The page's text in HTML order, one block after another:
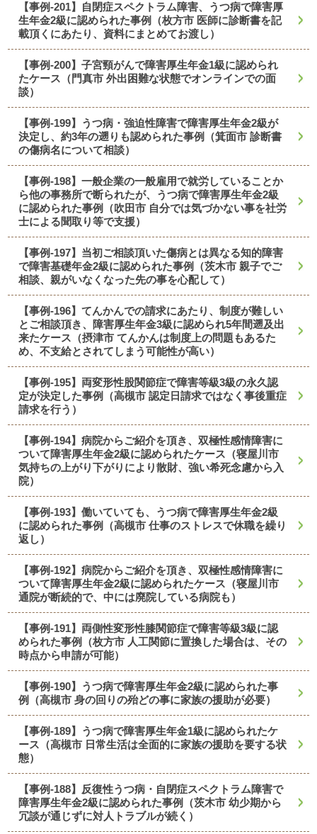
【事例-201】自閉症スペクトラム障害、うつ病で障害厚
生年金2級に認められた事例（枚方市 医師に診断書を記
載頂くにあたり、資料にまとめてお渡し）
【事例-200】子宮頸がんで障害厚生年金1級に認められ
たケース（門真市 外出困難な状態でオンラインでの面
談）
【事例-199】うつ病・強迫性障害で障害厚生年金2級が
決定し、約3年の遡りも認められた事例（箕面市 診断書
の傷病名について相談）
【事例-198】一般企業の一般雇用で就労していることか
ら他の事務所で断られたが、うつ病で障害厚生年金2級
に認められた事例（吹田市 自分では気づかない事を社労
士による聞取り等で支援）
【事例-197】当初ご相談頂いた傷病とは異なる知的障害
で障害基礎年金2級に認められた事例（茨木市 親子でご
相談、親がいなくなった先の事を心配して）
【事例-196】てんかんでの請求にあたり、制度が難しい
とご相談頂き、障害厚生年金3級に認められ5年間遡及出
来たケース（摂津市 てんかんは制度上の問題もあるた
め、不支給とされてしまう可能性が高い）
【事例-195】両変形性股関節症で障害等級3級の永久認
定が決定した事例（高槻市 認定日請求ではなく事後重症
請求を行う）
【事例-194】病院からご紹介を頂き、双極性感情障害に
ついて障害厚生年金2級に認められたケース（寝屋川市
気持ちの上がり下がりにより散財、強い希死念慮から入
院）
【事例-193】働いていても、うつ病で障害厚生年金2級
に認められた事例（高槻市 仕事のストレスで休職を繰り
返し）
【事例-192】病院からご紹介を頂き、双極性感情障害に
ついて障害厚生年金2級に認められたケース（寝屋川市
通院が断続的で、中には廃院している病院も）
【事例-191】両側性変形性膝関節症で障害等級3級に認
められた事例（枚方市 人工関節に置換した場合は、その
時点から申請が可能）
【事例-190】うつ病で障害厚生年金2級に認められた事
例（高槻市 身の回りの殆どの事に家族の援助が必要）
【事例-189】うつ病で障害厚生年金1級に認められたケ
ース（高槻市 日常生活は全面的に家族の援助を要する状
態）
【事例-188】反復性うつ病・自閉症スペクトラム障害で
障害厚生年金2級に認められた事例（茨木市 幼少期から
冗談が通じずに対人トラブルが続く）